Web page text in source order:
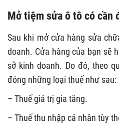
Mở tiệm sửa ô tô có cần
Sau khi mở cửa hàng sửa
doanh. Cửa hàng của bạn sẽ
sở kinh doanh. Do đó, theo
đóng những loại thuế như sau:
– Thuế giá trị gia tăng.
– Thuế thu nhập cá nhân tùy